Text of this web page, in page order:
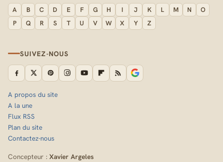
A B C D E F G H I J K L M N
O
P
Q R S T U V W X Y Z
SUIVEZ-NOUS
A propos du site
A la une
Flux RSS
Plan du site
Contactez-nous
Concepteur : Xavier Argeles